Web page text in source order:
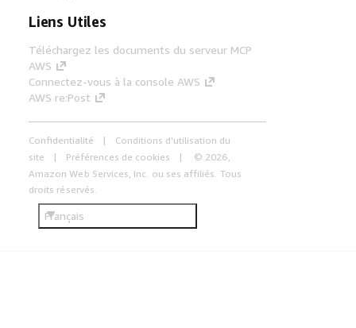
Liens Utiles
Téléchargez les documents du serveur MCP
AWS
Connectez-vous à la console AWS
AWS re:Post
Confidentialité
Conditions d'utilisation du
site
Préférences de cookies
© 2026,
Amazon Web Services, Inc. ou ses affiliés. Tous
droits réservés.
Français